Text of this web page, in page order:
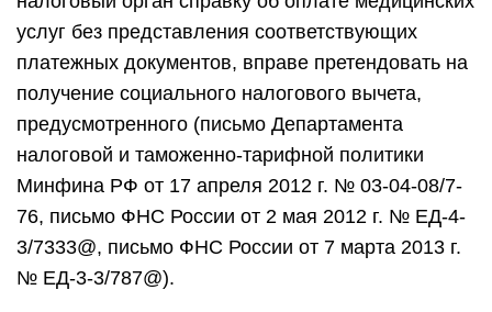
услуг без представления соответствующих
платежных документов, вправе претендовать на
получение социального налогового вычета,
предусмотренного (письмо Департамента
налоговой и таможенно-тарифной политики
Минфина РФ от 17 апреля 2012 г. № 03-04-08/7-
76, письмо ФНС России от 2 мая 2012 г. № ЕД-4-
3/7333@, письмо ФНС России от 7 марта 2013 г.
№ ЕД-3-3/787@).